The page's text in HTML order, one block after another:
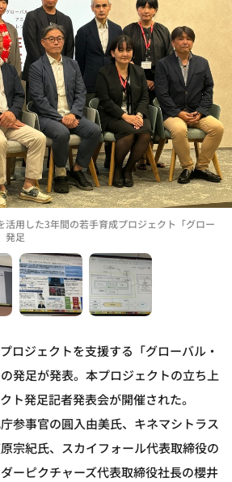
活用した3年間の若手育成プロジェクト「グロー
発足
ロジェクトを支援する「グローバル・
発足が発表。本プロジェクトの立ち上
ト発足記者発表会が開催された。
参事官の圓入由美氏、キネマシトラス
宗紀氏、スカイフォール代表取締役の
ーピクチャーズ代表取締役社長の櫻井